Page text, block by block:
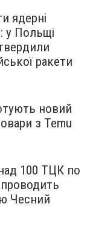
ядерні
у Польщі
ракети
новий
з Temu
100 ТЦК по
Чесний